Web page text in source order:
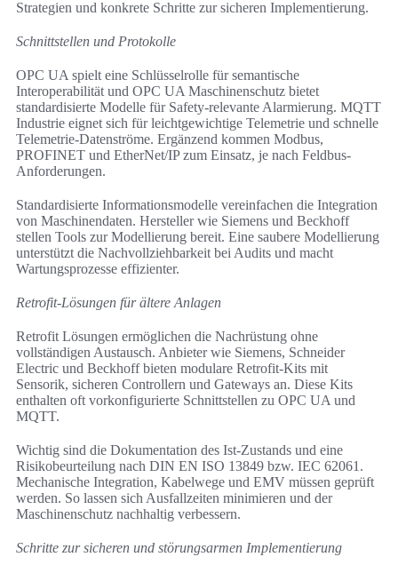
Strategien und konkrete Schritte zur sicheren Implementierung.
Schnittstellen und Protokolle
OPC UA spielt eine Schlüsselrolle für semantische
Interoperabilität und OPC UA Maschinenschutz bietet
standardisierte Modelle für Safety-relevante Alarmierung. MQTT
Industrie eignet sich für leichtgewichtige Telemetrie und schnelle
Telemetrie-Datenströme. Ergänzend kommen Modbus,
PROFINET und EtherNet/IP zum Einsatz, je nach Feldbus-
Anforderungen.
Standardisierte Informationsmodelle vereinfachen die Integration
von Maschinendaten. Hersteller wie Siemens und Beckhoff
stellen Tools zur Modellierung bereit. Eine saubere Modellierung
unterstützt die Nachvollziehbarkeit bei Audits und macht
Wartungsprozesse effizienter.
Retrofit-Lösungen für ältere Anlagen
Retrofit Lösungen ermöglichen die Nachrüstung ohne
vollständigen Austausch. Anbieter wie Siemens, Schneider
Electric und Beckhoff bieten modulare Retrofit-Kits mit
Sensorik, sicheren Controllern und Gateways an. Diese Kits
enthalten oft vorkonfigurierte Schnittstellen zu OPC UA und
MQTT.
Wichtig sind die Dokumentation des Ist-Zustands und eine
Risikobeurteilung nach DIN EN ISO 13849 bzw. IEC 62061.
Mechanische Integration, Kabelwege und EMV müssen geprüft
werden. So lassen sich Ausfallzeiten minimieren und der
Maschinenschutz nachhaltig verbessern.
Schritte zur sicheren und störungsarmen Implementierung